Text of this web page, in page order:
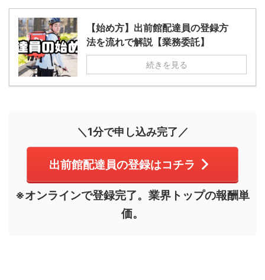
【始め方】出前館配達員の登録方
法を流れで解説【業務委託】
続きを見る
＼1分で申し込み完了／
出前館配達員の登録はコチラ
※オンラインで登録完了。業界トップの報酬単
価。